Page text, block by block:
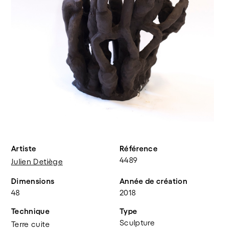
Artiste
Julien Detiège
Référence
4489
Dimensions
48
Année de création
2018
Technique
Terre cuite
Type
Sculpture